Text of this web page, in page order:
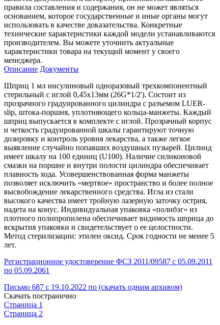
правила составления и содержания, он не может являться
основанием, которое государственные и иные органы могут
использовать в качестве доказательства. Конкретные
технические характеристики каждой модели устанавливаются
производителем. Вы можете уточнить актуальные
характеристики товара на текущий момент у своего
менеджера.
Описание Документы
Шприц 1 мл инсулиновый одноразовый трехкомпонентный
стерильный с иглой 0,45х13мм (26G*1/2'). Состоит из
прозрачного градуированного цилиндра с разъемом LUER-
slip, штока-поршня, уплотняющего кольца-манжеты. Каждый
шприц выпускается в комплекте с иглой. Прозрачный корпус
и четкость градуированной шкалы гарантируют точную
дозировку и контроль уровня лекарства, а также легкое
выявление случайно попавших воздушных пузырей. Цилинд
имеет шкалу на 100 единиц (U100). Наличие силиконовой
смазки на поршне и внутри полости цилиндра обеспечивает
плавность хода. Усовершенствованная форма манжеты
позволяет исключить «мертвое» пространство и более полное
высвобождение лекарственного средства. Игла из стали
высокого качества имеет тройную лазерную заточку острия,
надета на конус. Индивидуальная упаковка «полибэг» из
плотного полипропилена обеспечивает видимость шприца до
вскрытия упаковки и свидетельствует о ее целостности.
Метод стерилизации: этилен оксид. Срок годности не менее 5
лет.
Регистрационное удостоверение ФСЗ 2011/09587 с 05.09.2011
по 05.09.2061
Письмо 687 с 19.10.2022 по (скачать одним архивом)
Скачать постранично
Страница 1
Страница 2